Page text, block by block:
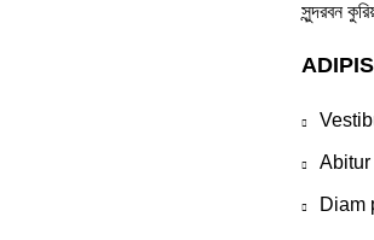
সুন্দরবন
Abitur
Diam